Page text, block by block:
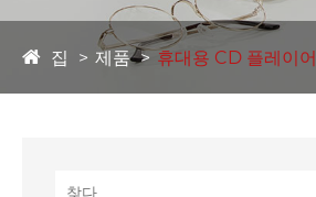
집 제품 휴대용 CD 플레이어